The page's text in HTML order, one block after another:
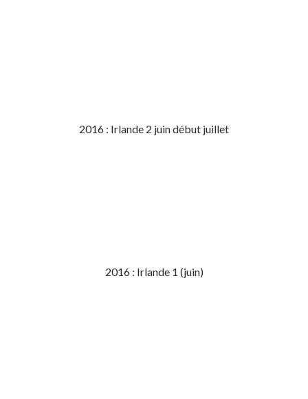
2016 : Irlande 2 juin début juillet
2016 : Irlande 1 (juin)